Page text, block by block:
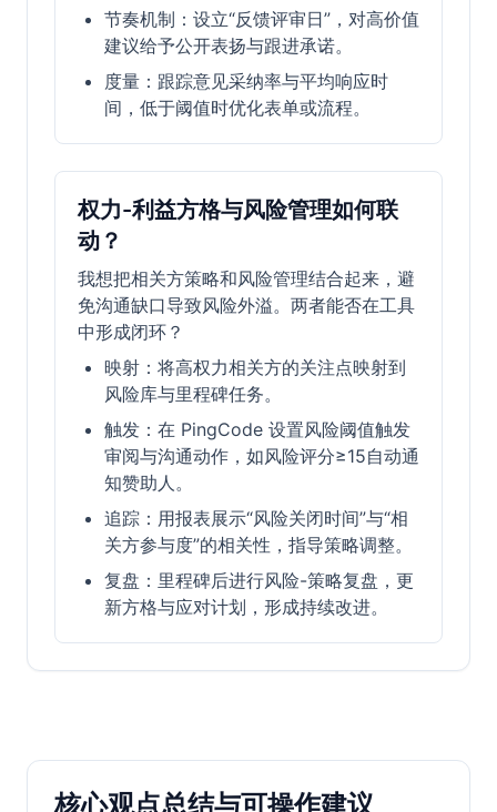
节奏机制：设立“反馈评审日”，对高价值
建议给予公开表扬与跟进承诺。
度量：跟踪意见采纳率与平均响应时
间，低于阈值时优化表单或流程。
权力-利益方格与风险管理如何联
动？
我想把相关方策略和风险管理结合起来，避
免沟通缺口导致风险外溢。两者能否在工具
中形成闭环？
映射：将高权力相关方的关注点映射到
风险库与里程碑任务。
触发：在 PingCode 设置风险阈值触发
审阅与沟通动作，如风险评分≥15自动通
知赞助人。
追踪：用报表展示“风险关闭时间”与“相
关方参与度”的相关性，指导策略调整。
复盘：里程碑后进行风险-策略复盘，更
新方格与应对计划，形成持续改进。
核心观点总结与可操作建议